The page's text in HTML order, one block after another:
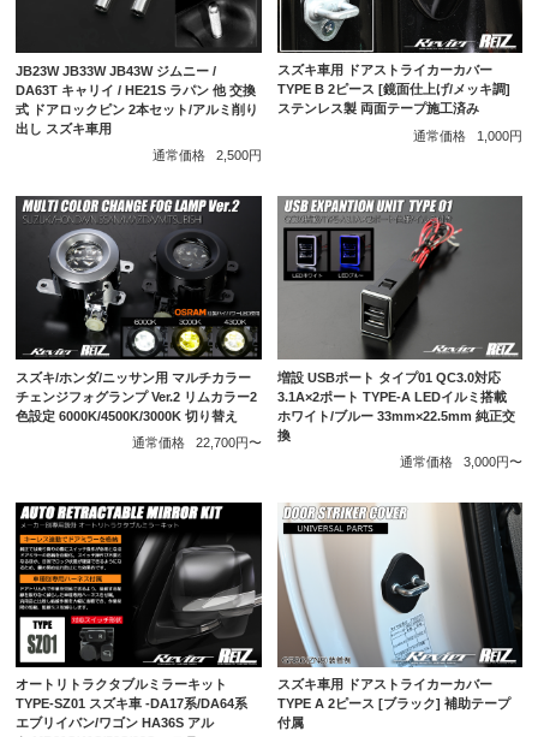
JB23W JB33W JB43W ジムニー /
DA63T キャリイ / HE21S ラパン 他 交換
式 ドアロックピン 2本セット/アルミ削り
出し スズキ車用
通常価格
2,500円
スズキ車用 ドアストライカーカバー
TYPE B 2ピース [鏡面仕上げ/メッキ調]
ステンレス製 両面テープ施工済み
通常価格
1,000円
スズキ/ホンダ/ニッサン用 マルチカラー
チェンジフォグランプ Ver.2 リムカラー2
色設定 6000K/4500K/3000K 切り替え
通常価格
22,700円〜
増設 USBポート タイプ01 QC3.0対応
3.1A×2ポート TYPE-A LEDイルミ搭載
ホワイト/ブルー 33mm×22.5mm 純正交
換
通常価格
3,000円〜
オートリトラクタブルミラーキット
TYPE-SZ01 スズキ車 -DA17系/DA64系
エブリイバン/ワゴン HA36S アル
スズキ車用 ドアストライカーカバー
TYPE A 2ピース [ブラック] 補助テープ
付属